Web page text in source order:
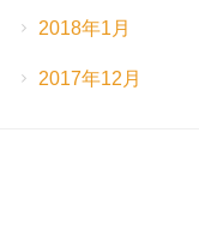
2018年1月
2017年12月